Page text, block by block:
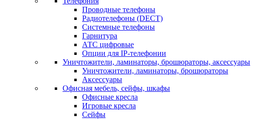
Проводные телефоны
Радиотелефоны (DECT)
Системные телефоны
Гарнитура
АТС цифровые
Опции для IP-телефонии
Уничтожители, ламинаторы, брошюраторы, аксессуары
Уничтожители, ламинаторы, брошюраторы
Аксессуары
Офисная мебель, сейфы, шкафы
Офисные кресла
Игровые кресла
Сейфы